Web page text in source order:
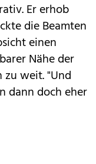
Er erhob
die Beamten
einen
Nähe der
zu weit. "Und
dann doch eher